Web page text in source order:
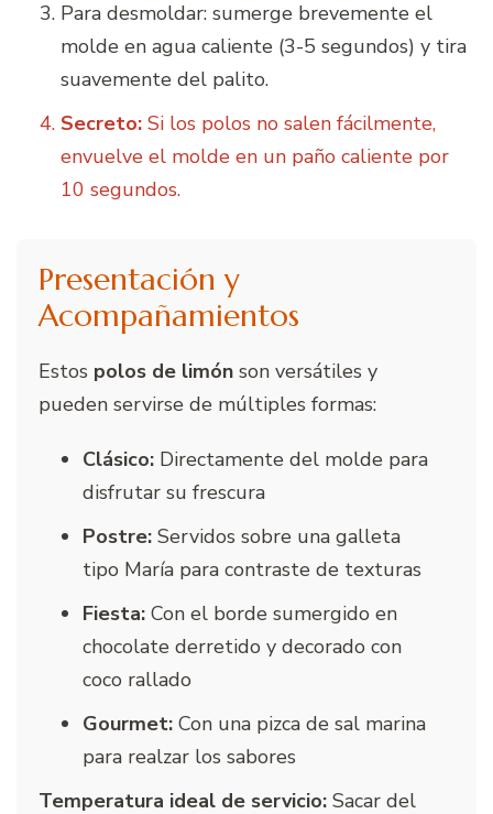
Para desmoldar: sumerge brevemente el
molde en agua caliente (3-5 segundos) y tira
suavemente del palito.
Secreto: Si los polos no salen fácilmente,
envuelve el molde en un paño caliente por
10 segundos.
Presentación y
Acompañamientos
Estos polos de limón son versátiles y
pueden servirse de múltiples formas:
Clásico: Directamente del molde para
disfrutar su frescura
Postre: Servidos sobre una galleta
tipo María para contraste de texturas
Fiesta: Con el borde sumergido en
chocolate derretido y decorado con
coco rallado
Gourmet: Con una pizca de sal marina
para realzar los sabores
Temperatura ideal de servicio: Sacar del